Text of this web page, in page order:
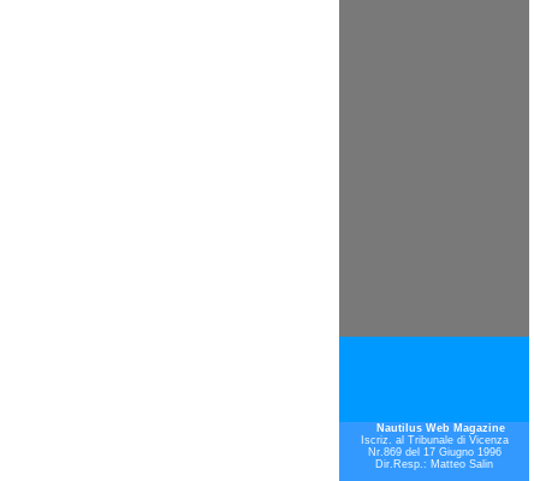
Nautilus Web Magazine
Iscriz. al Tribunale di Vicenza
Nr.869 del 17 Giugno 1996
Dir.Resp.: Matteo Salin